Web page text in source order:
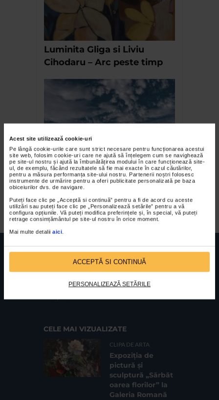
Acest site utilizează cookie-uri
Pe lângă cookie-urile care sunt strict necesare pentru funcționarea acestui
site web, folosim cookie-uri care ne ajută să înțelegem cum se navighează
pe site-ul nostru și ajută la îmbunătățirea modului în care funcționează site-
ul, de exemplu, făcând rezultatele să fie mai exacte în cazul căutărilor,
pentru a măsura performanța site-ului nostru. Partenerii noștri folosesc
instrumente de urmărire pentru a oferi publicitate personalizată pe baza
obiceiurilor dvs. de navigare.
Puteți face clic pe „Acceptă si continuă” pentru a fi de acord cu aceste
utilizări sau puteți face clic pe „Personalizează setările” pentru a vă
configura opțiunile. Vă puteți modifica preferințele și, în special, vă puteți
retrage consimțământul pe site-ul nostru în orice moment.
Mai multe detalii aici
ACCEPTĂ SI CONTINUĂ
PERSONALIZEAZĂ SETĂRILE
Luminita Gliga si Liviu
Cihodaru – Arc peste timp
Henry Mavrodin și Florin
Ciubotaru – Lucrări bi și tri-
dimensionale la Muzeul
Național al Țăranului Român
FUNDATIA FILDAS ARTNr inreg registrul special: 4 PJ/ 29.01.2013
CELE MAI VIZUALIZATE
CLIPA DE ARTA
Expoziția de
pictură și
sculptură „Sărbăt
oarea florilor” la
Galeria Romană